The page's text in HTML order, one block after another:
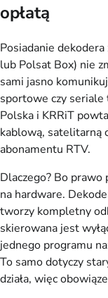
opłatą
Posiadanie
lub Polsat Box) nie
sami jasno
sportowe czy seriale
Polska i KRRiT
kablową, satelitarną
abonamentu RTV.
Dlaczego? Bo
na hardware.
tworzy kompletny
skierowana jest
jednego programu
To samo dotyczy
działa, więc